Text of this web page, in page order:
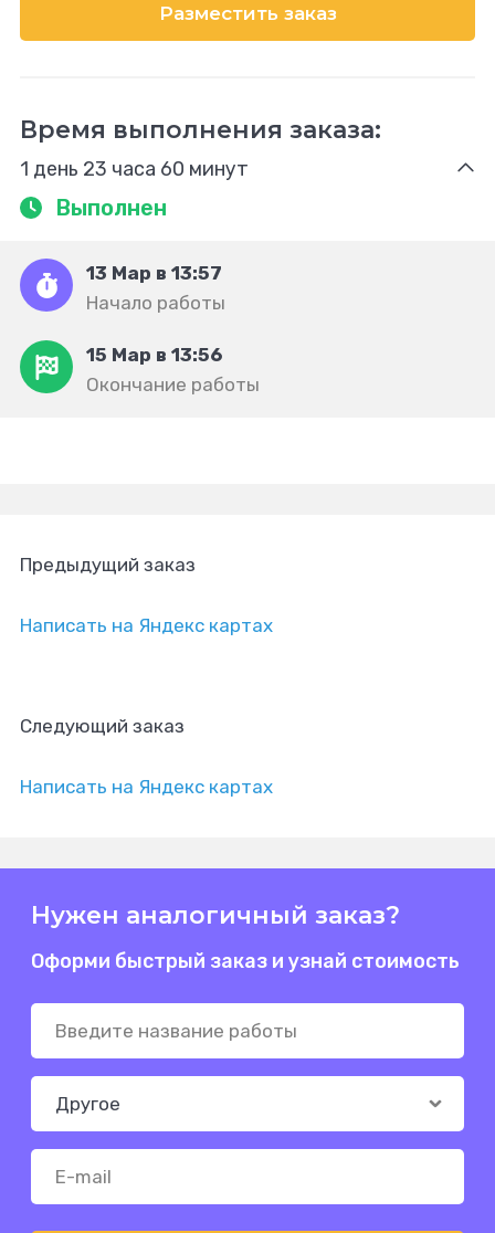
Разместить заказ
Время выполнения заказа:
1 день 23 часа 60 минут
Выполнен
13 Мар в 13:57
Начало работы
15 Мар в 13:56
Окончание работы
Предыдущий заказ
Написать на Яндекс картах
Следующий заказ
Написать на Яндекс картах
Нужен аналогичный заказ?
Оформи быстрый заказ и узнай стоимость